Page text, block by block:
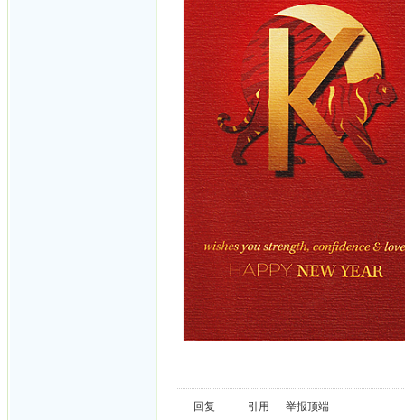
回复 引用 举报顶端